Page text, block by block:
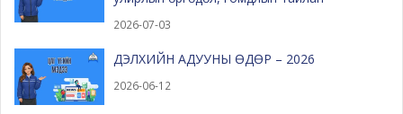
2026-07-03
ДЭЛХИЙН АДУУНЫ ӨДӨР – 2026
2026-06-12